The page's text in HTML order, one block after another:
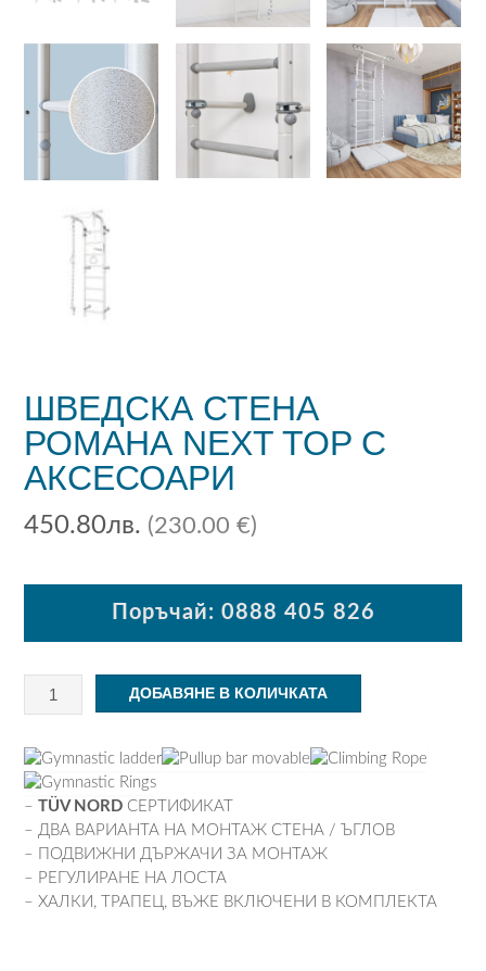
ШВЕДСКА СТЕНА
РОМАНА NEXT TOP С
АКСЕСОАРИ
450.80лв. (230.00 €)
Поръчай: 0888 405 826
СТЕНА
РОМАНА
NEXT
TOP
С
АКСЕСОАРИ
ДОБАВЯНЕ В КОЛИЧКАТА
– TÜV NORD СЕРТИФИКАТ
– ДВА ВАРИАНТА НА МОНТАЖ СТЕНА / ЪГЛОВ
– ПОДВИЖНИ ДЪРЖАЧИ ЗА МОНТАЖ
– РЕГУЛИРАНЕ НА ЛОСТА
– ХАЛКИ, ТРАПЕЦ, ВЪЖЕ ВКЛЮЧЕНИ В КОМПЛЕКТА